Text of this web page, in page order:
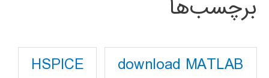
برچسب‌ها
download MATLAB
HSPICE